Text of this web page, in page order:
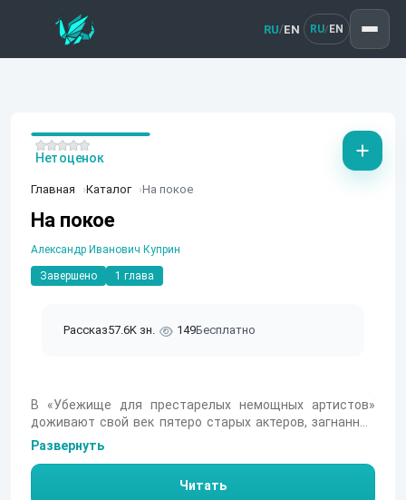
RU/EN RU/ EN
Главная Каталог На покое
На покое
Александр Иванович Куприн
Завершено 1 глава
Рассказ57.6K зн. 149Бесплатно
Нет оценок
В «Убежище для престарелых немощных артистов»
доживают свой век пятеро старых актеров, загнанных
нуждой и болезнями в ветхий особняк. Среди пыли,
запаха табака и больничной тоски они пытаются
сохранить остатки былого достоинства и страсти к
сцене. Каждый из них — живая драма, полная
Развернуть
Читать